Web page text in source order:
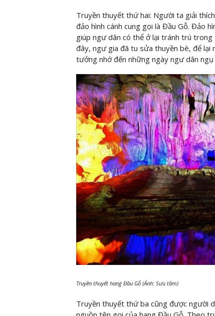
Truyền thuyết thứ hai: Người ta giải
đảo hình cánh cung gọi là Đầu Gỗ. Đảo
giúp ngư dân có thể ở lại tránh trú
đây, ngư gia đã tu sửa thuyền bè, để lại
tưởng nhớ đến những ngày ngư dân ngụ
Truyền thuyết hang Đầu Gỗ (Ảnh: Sưu tầm)
Truyền thuyết thứ ba cũng được người